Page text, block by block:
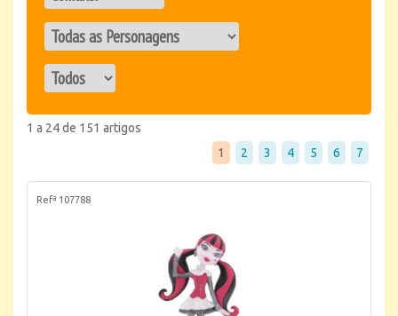
1 a 24 de 151 artigos
1
2 3 4 5 6 7
Refª 107788